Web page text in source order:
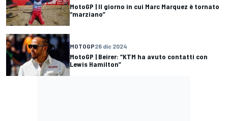
MotoGP | Il giorno in cui Marc Marquez è tornato
“marziano”
MOTOGP26 dic 2024
MotoGP | Beirer: “KTM ha avuto contatti con
Lewis Hamilton”